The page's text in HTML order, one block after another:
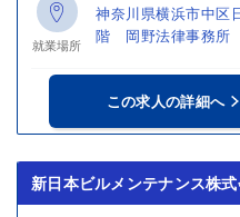
就業場所
神奈川県横浜市中区
階 岡野法律事務所
この求人の詳細へ
新日本ビルメンテナンス株